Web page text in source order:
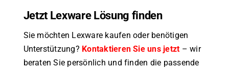
Jetzt Lexware Lösung finden
Sie möchten Lexware kaufen oder benötigen
Unterstützung? Kontaktieren Sie uns jetzt – wir
beraten Sie persönlich und finden die passende